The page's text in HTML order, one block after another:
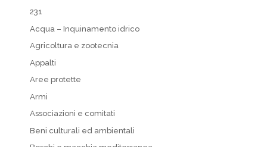
231
Acqua – Inquinamento idrico
Agricoltura e zootecnia
Appalti
Aree protette
Armi
Associazioni e comitati
Beni culturali ed ambientali